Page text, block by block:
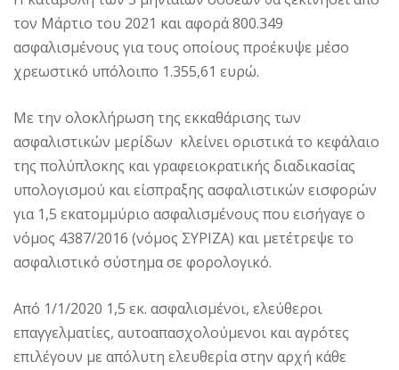
τον Μάρτιο του 2021 και αφορά 800.349
ασφαλισμένους για τους οποίους προέκυψε μέσο
χρεωστικό υπόλοιπο 1.355,61 ευρώ.
Με την ολοκλήρωση της εκκαθάρισης των
ασφαλιστικών μερίδων κλείνει οριστικά το κεφάλαιο
της πολύπλοκης και γραφειοκρατικής διαδικασίας
υπολογισμού και είσπραξης ασφαλιστικών εισφορών
για 1,5 εκατομμύριο ασφαλισμένους που εισήγαγε ο
νόμος 4387/2016 (νόμος ΣΥΡΙΖΑ) και μετέτρεψε το
ασφαλιστικό σύστημα σε φορολογικό.
Από 1/1/2020 1,5 εκ. ασφαλισμένοι, ελεύθεροι
επαγγελματίες, αυτοαπασχολούμενοι και αγρότες
επιλέγουν με απόλυτη ελευθερία στην αρχή κάθε